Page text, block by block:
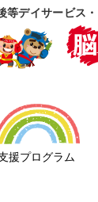
等デイサービス
援プログラム